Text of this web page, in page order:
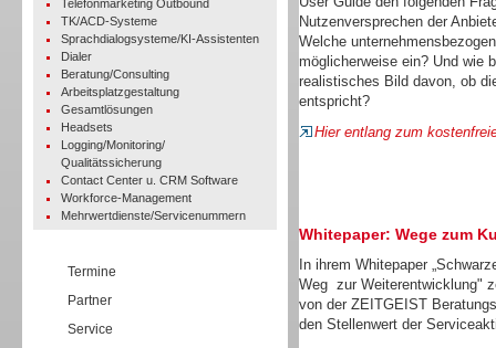
Telefonmarketing Outbound
TK/ACD-Systeme
Sprachdialogsysteme/KI-Assistenten
Dialer
Beratung/Consulting
Arbeitsplatzgestaltung
Gesamtlösungen
Headsets
Logging/Monitoring/
Qualitätssicherung
Contact Center u. CRM Software
Workforce-Management
Mehrwertdienste/Servicenummern
Termine
Partner
Service
Nutzenversprechen der
Welche
möglicherweise ein? Und wie
realistisches Bild davon, ob
entspricht?
Hier entlang zum
Whitepaper: Wege zum
In ihrem Whitepaper
Weg zur Weiterentwicklung"
von der ZEITGEIST
den Stellenwert der